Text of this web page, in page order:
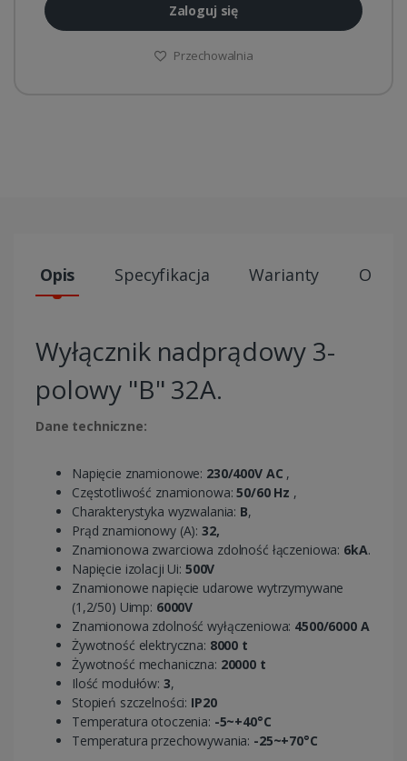
Zaloguj się
Przechowalnia
Opis Specyfikacja Warianty
Wyłącznik nadprądowy 3-
polowy "B" 32A.
Dane techniczne:
Napięcie znamionowe: 230/400V AC ,
Częstotliwość znamionowa:50/60 Hz ,
Charakterystyka wyzwalania: B,
Prąd znamionowy (A): 32,
Znamionowa zwarciowa zdolność łączeniowa: 6kA.
Napięcie izolacji Ui: 500V
Znamionowe napięcie udarowe wytrzymywane
(1,2/50) Uimp: 6000V
Znamionowa zdolność wyłączeniowa: 4500/6000 A
Żywotność elektryczna: 8000 t
Żywotność mechaniczna: 20000 t
Ilość modułów: 3,
Stopień szczelności: IP20
Temperatura otoczenia: -5~+40°C
Temperatura przechowywania: -25~+70°C